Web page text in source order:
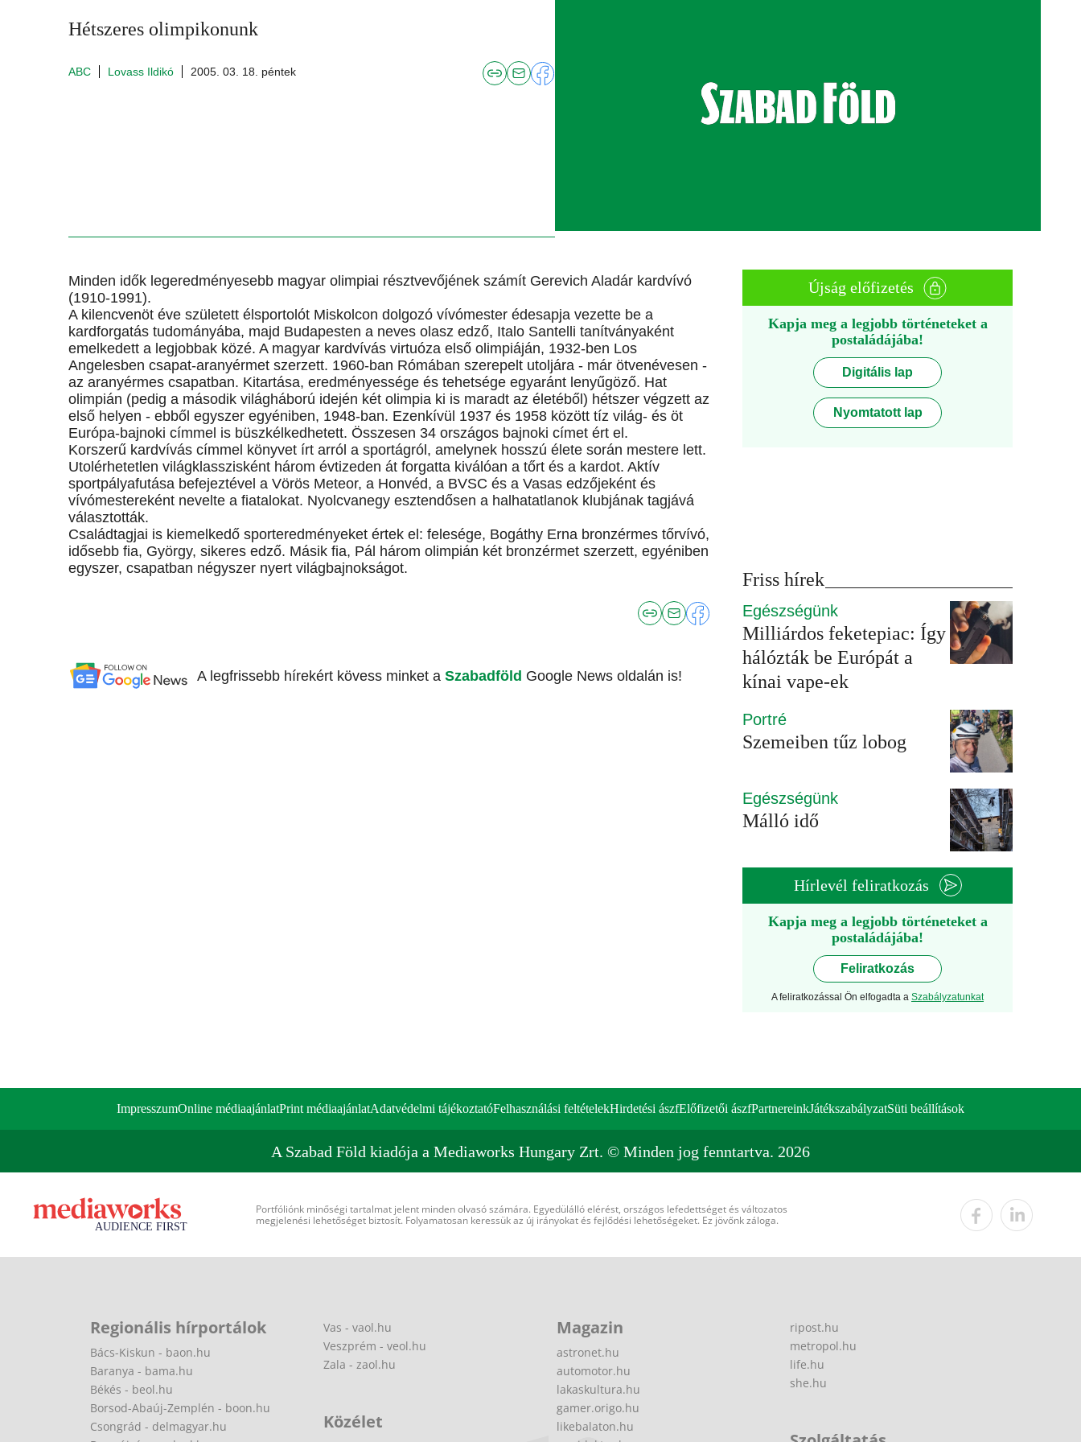
Hétszeres olimpikonunk
ABC Lovass Ildikó 2005. 03. 18. péntek
Minden idők legeredményesebb magyar olimpiai résztvevőjének számít Gerevich Aladár kardvívó
(1910-1991).
A kilencvenöt éve született élsportolót Miskolcon dolgozó vívómester édesapja vezette be a
kardforgatás tudományába, majd Budapesten a neves olasz edző, Italo Santelli tanítványaként
emelkedett a legjobbak közé. A magyar kardvívás virtuóza első olimpiáján, 1932-ben Los
Angelesben csapat-aranyérmet szerzett. 1960-ban Rómában szerepelt utoljára - már ötvenévesen -
az aranyérmes csapatban. Kitartása, eredményessége és tehetsége egyaránt lenyűgöző. Hat
olimpián (pedig a második világháború idején két olimpia ki is maradt az életéből) hétszer végzett az
első helyen - ebből egyszer egyéniben, 1948-ban. Ezenkívül 1937 és 1958 között tíz világ- és öt
Európa-bajnoki címmel is büszkélkedhetett. Összesen 34 országos bajnoki címet ért el.
Korszerű kardvívás címmel könyvet írt arról a sportágról, amelynek hosszú élete során mestere lett.
Utolérhetetlen világklasszisként három évtizeden át forgatta kiválóan a tőrt és a kardot. Aktív
sportpályafutása befejeztével a Vörös Meteor, a Honvéd, a BVSC és a Vasas edzőjeként és
vívómestereként nevelte a fiatalokat. Nyolcvanegy esztendősen a halhatatlanok klubjának tagjává
választották.
Családtagjai is kiemelkedő sporteredményeket értek el: felesége, Bogáthy Erna bronzérmes tőrvívó,
idősebb fia, György, sikeres edző. Másik fia, Pál három olimpián két bronzérmet szerzett, egyéniben
egyszer, csapatban négyszer nyert világbajnokságot.
A legfrissebb hírekért kövess minket a Szabadföld Google News oldalán is!
Újság előfizetés
Kapja meg a legjobb történeteket a
postaládájába!
Digitális lap
Nyomtatott lap
Friss hírek
Egészségünk
Milliárdos feketepiac: Így
hálózták be Európát a
kínai vape-ek
Portré
Szemeiben tűz lobog
Egészségünk
Málló idő
Hírlevél feliratkozás
Kapja meg a legjobb történeteket a
postaládájába!
Feliratkozás
A feliratkozással Ön elfogadta a Szabályzatunkat
ImpresszumOnline médiaajánlatPrint médiaajánlatAdatvédelmi tájékoztatóFelhasználási feltételekHirdetési ászfElőfizetői ászfPartnereinkJátékszabályzatSüti beállítások
A Szabad Föld kiadója a Mediaworks Hungary Zrt. © Minden jog fenntartva. 2026
Portfóliónk minőségi tartalmat jelent minden olvasó számára. Egyedülálló elérést, országos lefedettséget és változatos
megjelenési lehetőséget biztosít. Folyamatosan keressük az új irányokat és fejlődési lehetőségeket. Ez jövőnk záloga.
Regionális hírportálok
Bács-Kiskun - baon.hu
Baranya - bama.hu
Békés - beol.hu
Borsod-Abaúj-Zemplén - boon.hu
Csongrád - delmagyar.hu
Vas - vaol.hu
Veszprém - veol.hu
Zala - zaol.hu
Közélet
Magazin
astronet.hu
automotor.hu
lakaskultura.hu
gamer.origo.hu
likebalaton.hu
ripost.hu
metropol.hu
life.hu
she.hu